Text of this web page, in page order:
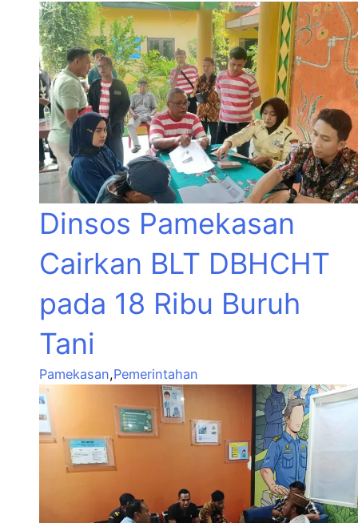
Dinsos Pamekasan
Cairkan BLT DBHCHT
pada 18 Ribu Buruh
Tani
Pamekasan,Pemerintahan